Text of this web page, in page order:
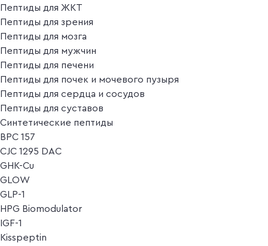
Пептиды для ЖКТ
Пептиды для зрения
Пептиды для мозга
Пептиды для мужчин
Пептиды для печени
Пептиды для почек и мочевого пузыря
Пептиды для сердца и сосудов
Пептиды для суставов
Синтетические пептиды
BPC 157
CJC 1295 DAC
GHK-Cu
GLOW
GLP-1
HPG Biomodulator
IGF-1
Kisspeptin